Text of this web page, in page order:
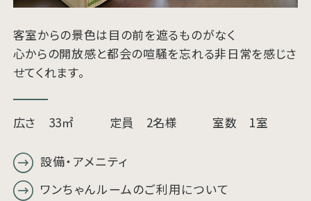
客室からの景色は目の前を遮るものがなく
心からの開放感と都会の喧騒を忘れる非日常を感じさ
せてくれます。
広さ 33㎡ 定員 2名様 室数 1室
設備・アメニティ
ワンちゃんルームのご利用について